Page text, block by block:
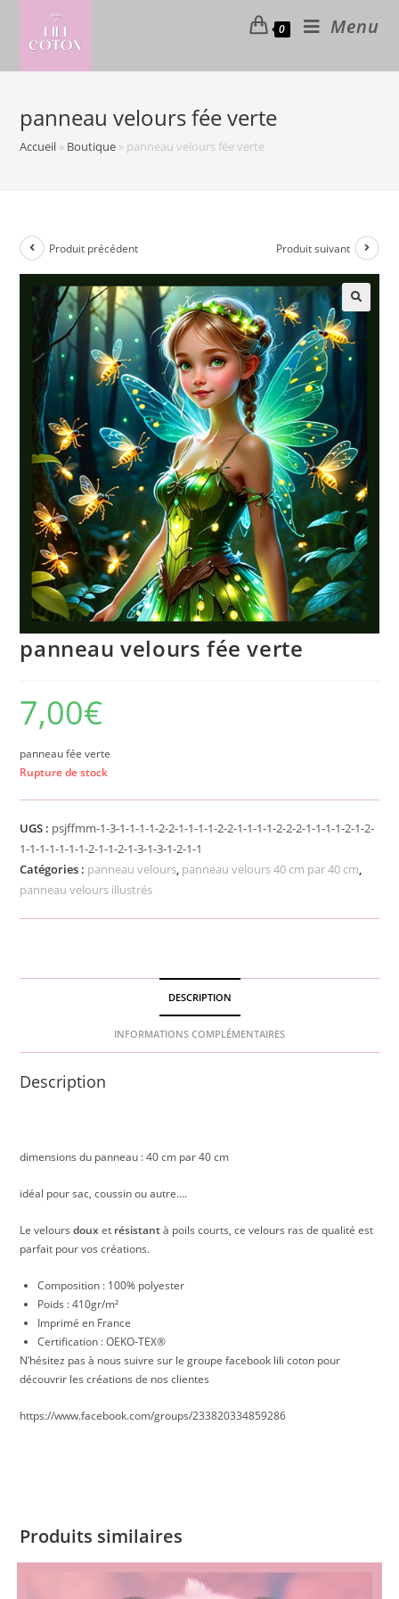
content
0 Menu
panneau velours fée verte
Accueil » Boutique » panneau velours fée verte
Produit précédent Produit suivant
🔍
panneau velours fée verte
7,00€
panneau fée verte
Rupture de stock
UGS : psjffmm-1-3-1-1-1-1-2-2-1-1-1-1-2-2-1-1-1-1-2-2-2-1-1-1-1-2-1-2-
1-1-1-1-1-1-1-2-1-1-2-1-3-1-3-1-2-1-1
Catégories : panneau velours, panneau velours 40 cm par 40 cm,
panneau velours illustrés
DESCRIPTION
INFORMATIONS COMPLÉMENTAIRES
Description
dimensions du panneau : 40 cm par 40 cm
idéal pour sac, coussin ou autre….
Le veloursdouxet résistantà poils courts, ce velours ras de qualité est
parfait pour vos créations.
Composition : 100% polyester
Poids : 410gr/m²
Imprimé en France
Certification : OEKO-TEX®
N’hésitez pas à nous suivre sur le groupe facebook lili coton pour
découvrir les créations de nos clientes
https://www.facebook.com/groups/233820334859286
Produits similaires